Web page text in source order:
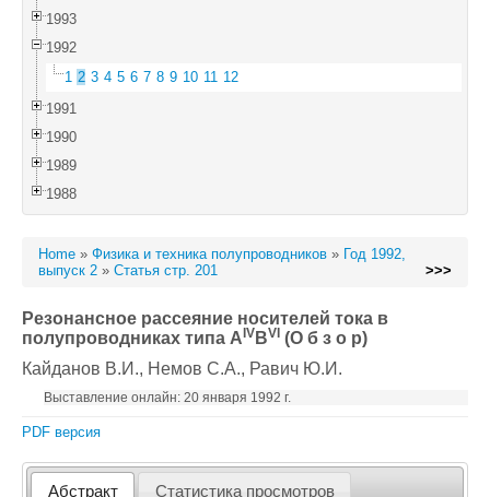
1993
1992
1 2 3 4 5 6 7 8 9 10 11 12
1991
1990
1989
1988
Home » Физика и техника полупроводников » Год 1992,
выпуск 2 » Статья стр. 201 >>>
Резонансное рассеяние носителей тока в
полупроводниках типа A IV BVI (О б з о р)
Кайданов В.И., Немов С.А., Равич Ю.И.
Выставление онлайн: 20 января 1992 г.
PDF версия
Абстракт Статистика просмотров